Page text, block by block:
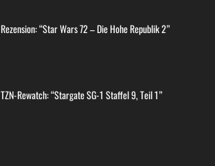
Rezension: “Star Wars 72 – Die Hohe Republik 2”
TZN-Rewatch: “Stargate SG-1 Staffel 9, Teil 1”